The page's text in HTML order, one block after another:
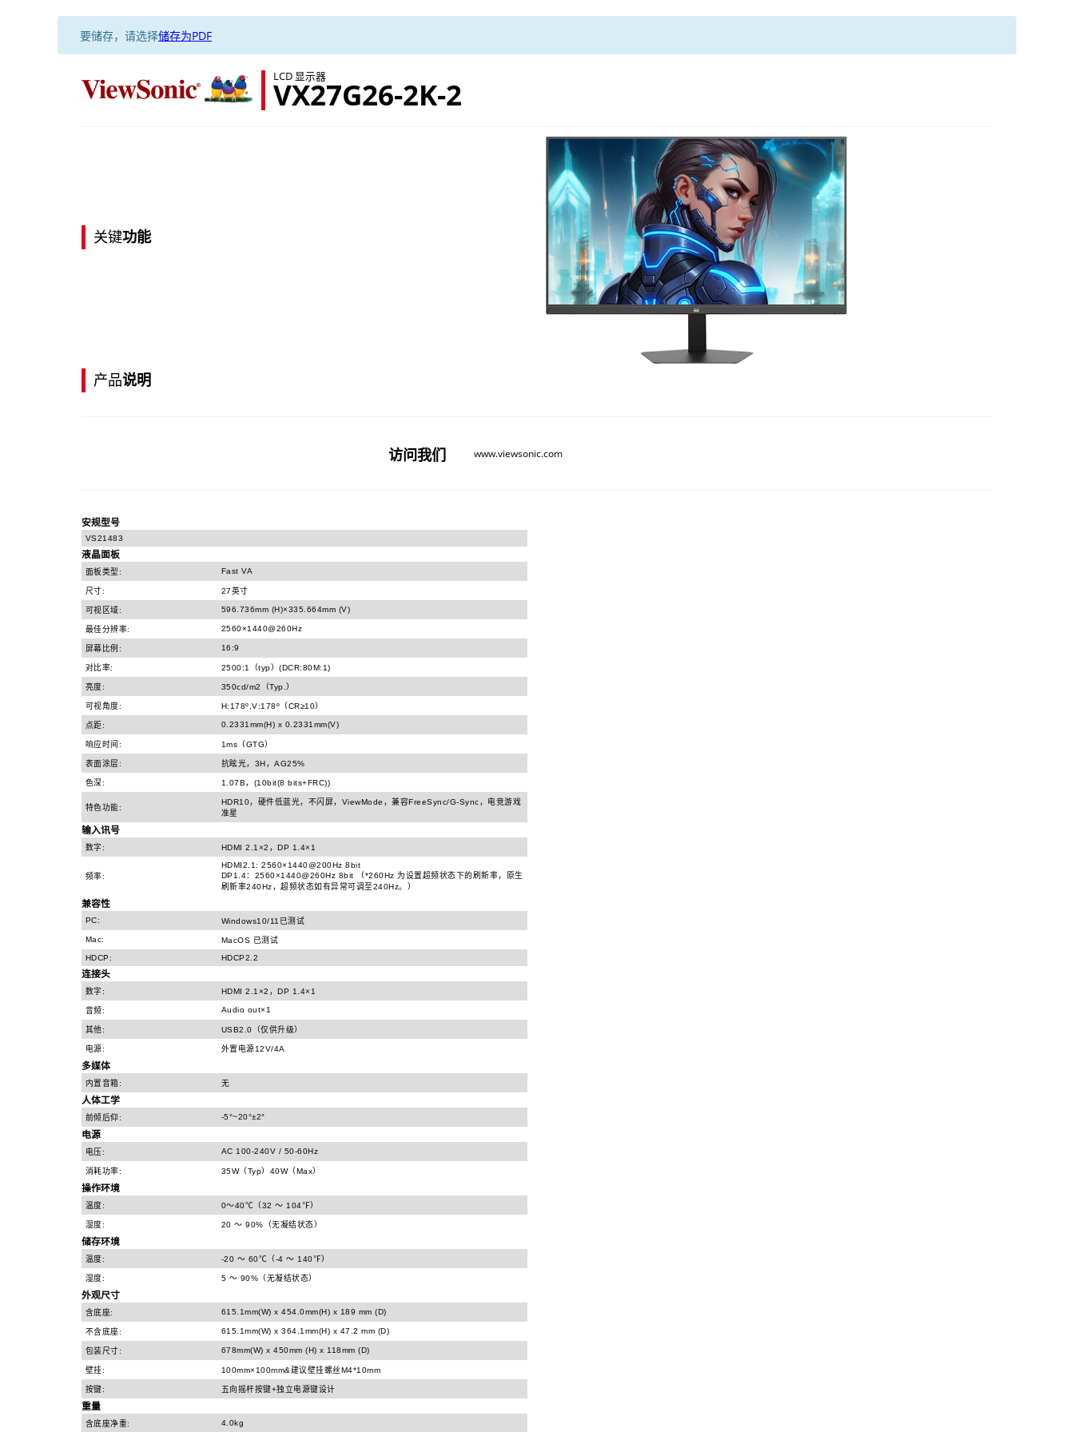
要储存，请选择储存为PDF
LCD 显示器
VX27G26-2K-2
关键功能
产品说明
访问我们 www.viewsonic.com
安规型号
VS21483
液晶面板
面板类型: Fast VA
尺寸: 27英寸
可视区域: 596.736mm (H)×335.664mm (V)
最佳分辨率: 2560×1440@260Hz
屏幕比例: 16:9
对比率: 2500:1（typ）(DCR:80M:1)
亮度: 350cd/m2（Typ.）
可视角度: H:178º,V:178º（CR≥10）
点距: 0.2331mm(H) x 0.2331mm(V)
响应时间: 1ms（GTG）
表面涂层: 抗眩光，3H，AG25%
色深: 1.07B，(10bit(8 bits+FRC))
特色功能:
HDR10，硬件低蓝光，不闪屏，ViewMode，兼容FreeSync/G-Sync，电竞游戏
准星
输入讯号
数字: HDMI 2.1×2，DP 1.4×1
频率:
HDMI2.1: 2560×1440@200Hz 8bit
DP1.4：2560×1440@260Hz 8bit （*260Hz 为设置超频状态下的刷新率，原生
刷新率240Hz，超频状态如有异常可调至240Hz。）
兼容性
PC: Windows10/11已测试
Mac:
MacOS 已测试
HDCP:
HDCP2.2
连接头
数字: HDMI 2.1×2，DP 1.4×1
音频: Audio out×1
其他: USB2.0（仅供升级）
电源: 外置电源12V/4A
多媒体
内置音箱: 无
人体工学
前倾后仰: -5°~20°±2°
电源
电压: AC 100-240V / 50-60Hz
消耗功率: 35W（Typ）40W（Max）
操作环境
温度: 0～40℃（32 ～ 104℉）
湿度: 20 ～ 90%（无凝结状态）
储存环境
温度: -20 ～ 60℃（-4 ～ 140℉）
湿度: 5 ～ 90%（无凝结状态）
外观尺寸
含底座: 615.1mm(W) x 454.0mm(H) x 189 mm (D)
不含底座: 615.1mm(W) x 364.1mm(H) x 47.2 mm (D)
包装尺寸: 678mm(W) x 450mm (H) x 118mm (D)
壁挂: 100mm×100mm&建议壁挂螺丝M4*10mm
按键: 五向摇杆按键+独立电源键设计
重量
含底座净重: 4.0kg